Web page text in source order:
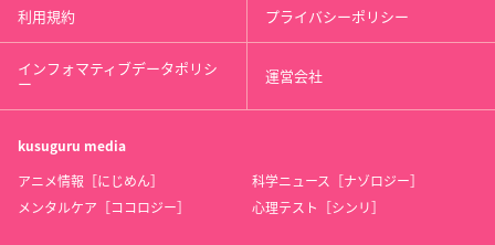
利用規約 プライバシーポリシー
インフォマティブデータポリシ
ー 運営会社
kusuguru media
アニメ情報［にじめん］
科学ニュース［ナゾロジー］
メンタルケア［ココロジー］
心理テスト［シンリ］